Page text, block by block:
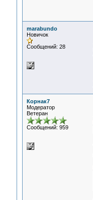
marabundo
Новичок
Сообщений: 28
Корнак7
Модератор
Ветеран
Сообщений: 959